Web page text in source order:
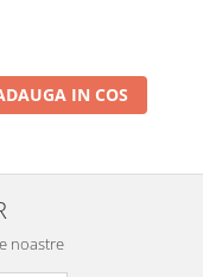
IN COS
noastre